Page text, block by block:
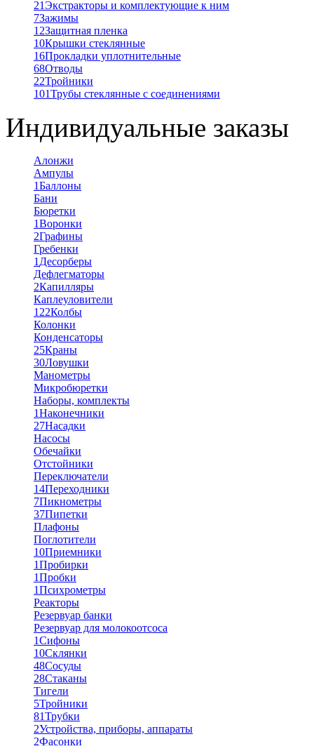
21Экстракторы и комплектующие к ним
7Зажимы
12Защитная пленка
10Крышки стеклянные
16Прокладки уплотнительные
68Отводы
22Тройники
101Трубы стеклянные с соединениями
Индивидуальные заказы
Алонжи
Ампулы
1Баллоны
Бани
Бюретки
1Воронки
2Графины
Гребенки
1 Десорберы
Дефлегматоры
2Капилляры
Каплеуловители
122Колбы
Колонки
Конденсаторы
25Краны
30Ловушки
Манометры
Микробюретки
Наборы, комплекты
1Наконечники
27Насадки
Насосы
Обечайки
Отстойники
Переключатели
14Переходники
7Пикнометры
37Пипетки
Плафоны
Поглотители
10Приемники
1Пробирки
1Пробки
1Психрометры
Реакторы
Резервуар банки
Резервуар для молокоотсоса
1Сифоны
10Склянки
48Сосуды
28Стаканы
Тигели
5Тройники
81Трубки
2Устройства, приборы, аппараты
2Фасонки